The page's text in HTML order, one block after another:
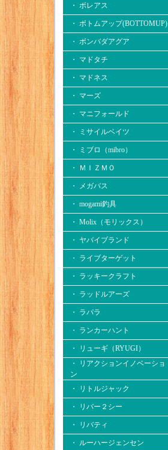
・ ボレアス
・ ボトムアップ(BOTTOMUP)
・ ボンバダアグア
・ マドタチ
・ マドネス
・ マーズ
・ マニフォールド
・ ミサイルベイツ
・ ミブロ（mibro）
・ ＭＩＺＭＯ
・ メガバス
・ mogami釣具
・ Molix（モリックス）
・ ヤバイブランド
・ ライブターゲット
・ ラッキークラフト
・ ラッドルアーズ
・ ラパラ
・ ランカーハント
・ リューギ（RYUGI）
・ リアクションイノベーショ
ン
・ リトルジャック
・ リバー２シー
・ リバティ
・ ルーハージェンセン